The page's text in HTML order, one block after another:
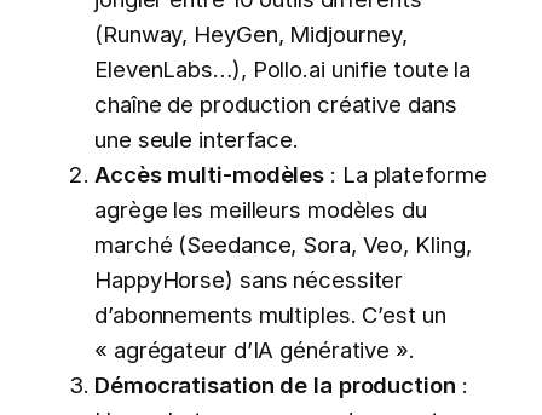
(Runway, HeyGen, Midjourney,
ElevenLabs…), Pollo.ai unifie toute la
chaîne de production créative dans
une seule interface.
Accès multi-modèles : La plateforme
agrège les meilleurs modèles du
marché (Seedance, Sora, Veo, Kling,
HappyHorse) sans nécessiter
d’abonnements multiples. C’est un
« agrégateur d’IA générative ».
Démocratisation de la production :